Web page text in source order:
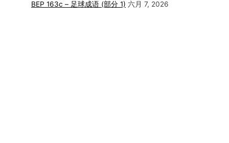
BEP 163c – 足球成语 (部分 1) 六月 7, 2026